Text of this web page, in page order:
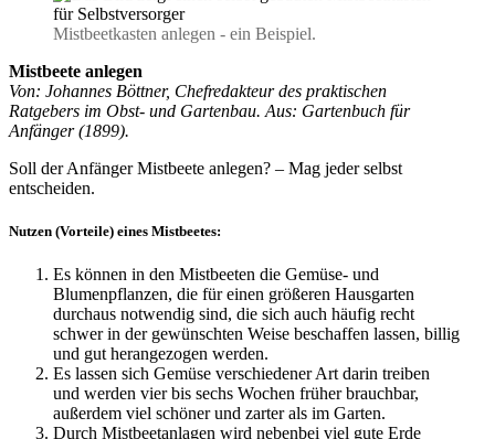
Mistbeetkasten anlegen - ein Beispiel.
Mistbeete anlegen
Von: Johannes Böttner, Chefredakteur des praktischen
Ratgebers im Obst- und Gartenbau. Aus: Gartenbuch für
Anfänger (1899).
Soll der Anfänger Mistbeete anlegen? – Mag jeder selbst
entscheiden.
Nutzen (Vorteile) eines Mistbeetes:
Es können in den Mistbeeten die Gemüse- und
Blumenpflanzen, die für einen größeren Hausgarten
durchaus notwendig sind, die sich auch häufig recht
schwer in der gewünschten Weise beschaffen lassen, billig
und gut herangezogen werden.
Es lassen sich Gemüse verschiedener Art darin treiben
und werden vier bis sechs Wochen früher brauchbar,
außerdem viel schöner und zarter als im Garten.
Durch Mistbeetanlagen wird nebenbei viel gute Erde